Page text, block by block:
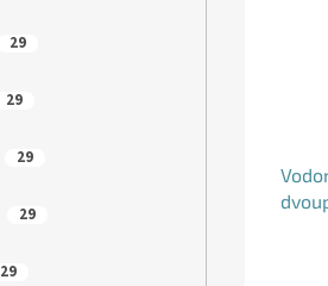
29
29
29
29
29